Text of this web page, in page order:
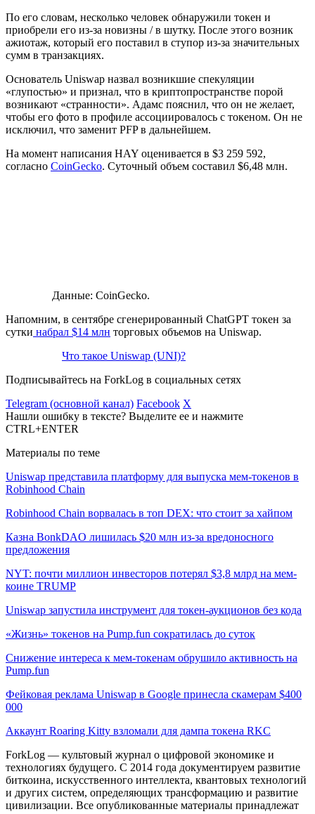
По его словам, несколько человек обнаружили токен и
приобрели его из-за новизны / в шутку. После этого возник
ажиотаж, который его поставил в ступор из-за значительных
сумм в транзакциях.
Основатель Uniswap назвал возникшие спекуляции
«глупостью» и признал, что в криптопространстве порой
возникают «странности». Адамс пояснил, что он не желает,
чтобы его фото в профиле ассоциировалось с токеном. Он не
исключил, что заменит PFPв дальнейшем.
На момент написания HAY оценивается в $3 259 592,
согласно CoinGecko. Суточный объем составил $6,48 млн.
Данные: CoinGecko.
Напомним, в сентябре сгенерированный ChatGPT токен за
сутки набрал $14 млн торговых объемов на Uniswap.
Что такое Uniswap (UNI)?
Подписывайтесь на ForkLog в социальных сетях
Telegram (основной канал) Facebook X
Нашли ошибку в тексте? Выделите ее и нажмите
CTRL+ENTER
Материалы по теме
Uniswap представила платформу для выпуска мем-токенов в
Robinhood Chain
Robinhood Chain ворвалась в топ DEX: что стоит за хайпом
Казна BonkDAO лишилась $20 млн из-за вредоносного
предложения
NYT: почти миллион инвесторов потерял $3,8 млрд на мем-
коине TRUMP
Uniswap запустила инструмент для токен-аукционов без кода
«Жизнь» токенов на Pump.fun сократилась до суток
Снижение интереса к мем-токенам обрушило активность на
Pump.fun
Фейковая реклама Uniswap в Google принесла скамерам $400
000
Аккаунт Roaring Kitty взломали для дампа токена RKC
ForkLog — культовый журнал о цифровой экономике и
технологиях будущего. С 2014 года документируем развитие
биткоина, искусственного интеллекта, квантовых технологий
и других систем, определяющих трансформацию и развитие
цивилизации. Все опубликованные материалы принадлежат